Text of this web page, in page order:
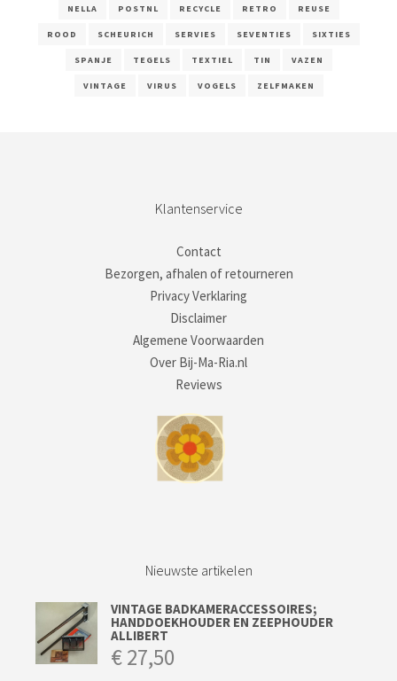
NELLA POSTNL RECYCLE RETRO REUSE
ROOD SCHEURICH SERVIES SEVENTIES SIXTIES
SPANJE TEGELS TEXTIEL TIN VAZEN
VINTAGE VIRUS VOGELS ZELFMAKEN
Klantenservice
Contact
Bezorgen, afhalen of retourneren
Privacy Verklaring
Disclaimer
Algemene Voorwaarden
Over Bij-Ma-Ria.nl
Reviews
Nieuwste artikelen
VINTAGE BADKAMERACCESSOIRES;
HANDDOEKHOUDER EN ZEEPHOUDER
ALLIBERT
€27,50